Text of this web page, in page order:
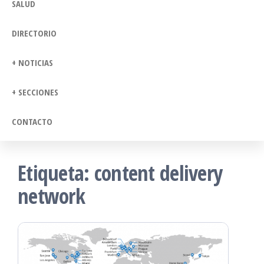
SALUD
DIRECTORIO
+ NOTICIAS
+ SECCIONES
CONTACTO
Etiqueta: content delivery
network